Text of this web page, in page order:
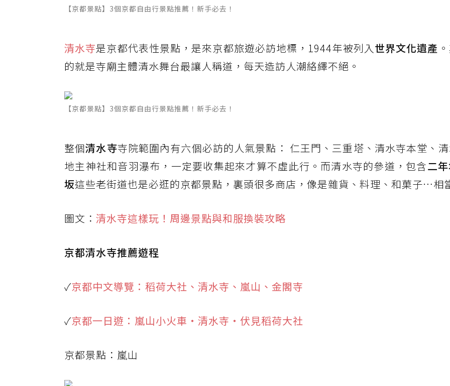
【京都景點】3個京都自由行景點推薦！新手必去！
清水寺是京都代表性景點，是來京都旅遊必訪地標，1944年被列入世界文化遺產
的就是寺廟主體清水舞台最讓人稱道，每天造訪人潮絡繹不絕。
【京都景點】3個京都自由行景點推薦！新手必去！
​整個清水寺寺院範圍內有六個必訪的人氣景點： 仁王門、三重塔、清水寺本堂、清
地主神社和音羽瀑布，一定要收集起來才算不虛此行。而清水寺的參道，包含二
坂這些老街道也是必逛的京都景點，裏頭很多商店，像是雜貨、料理、和菓子⋯相
圖文： 清水寺這樣玩！周邊景點與和服換裝攻略
京都清水寺推薦遊程
✓京都中文導覽：稻荷大社、清水寺、嵐山、金閣寺
✓京都一日遊：嵐山小火車・清水寺・伏見稻荷大社
京都景點：嵐山